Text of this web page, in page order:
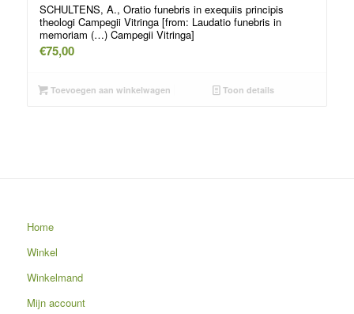
SCHULTENS, A., Oratio funebris in exequiis principis
theologi Campegii Vitringa [from: Laudatio funebris in
memoriam (…) Campegii Vitringa]
€75,00
Toevoegen aan winkelwagen Toon details
Home
Winkel
Winkelmand
Mijn account